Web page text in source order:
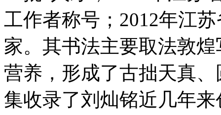
工作者称号；2012年江
家。其书法主要取法敦
营养，形成了古拙天真
集收录了刘灿铭近几年